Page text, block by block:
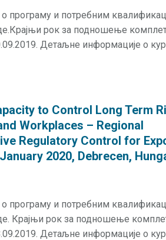
програму и потребним
рок за подношење
Детаљне информације о
to Control Long Term
Workplaces – Regional
Regulatory Control for
2020, Debrecen,
програму и потребним
Крајњи рок за подношење
Детаљне информације о